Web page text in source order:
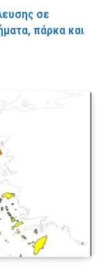
σε
πάρκα και